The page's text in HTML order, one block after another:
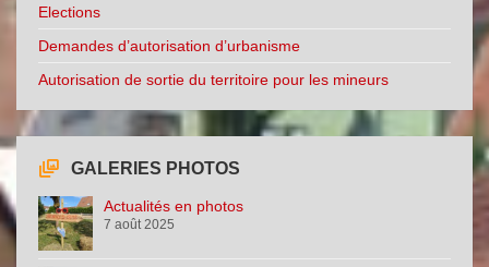
Elections
Demandes d’autorisation d’urbanisme
Autorisation de sortie du territoire pour les mineurs
GALERIES PHOTOS
Actualités en photos
7 août 2025